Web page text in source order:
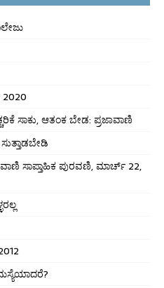
ಸಾಕು, ಆತಂಕ ಬೇಡ: ಪ್ರಜಾವಾಣಿ
ಸಾಪ್ತಾಹಿಕ ಪುರವಣಿ, ಮಾರ್ಚ್ 22,